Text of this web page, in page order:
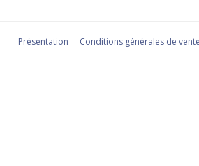
Présentation Conditions générales de vente